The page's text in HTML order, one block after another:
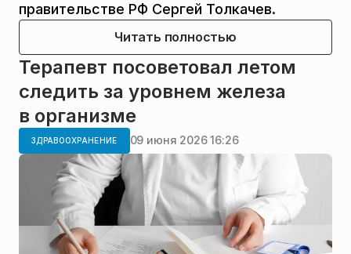
правительстве РФ Сергей Толкачев.
Читать полностью
Терапевт посоветовал летом
следить за уровнем железа
в организме
ЗДРАВООХРАНЕНИЕ 09 июня 2026 16:26